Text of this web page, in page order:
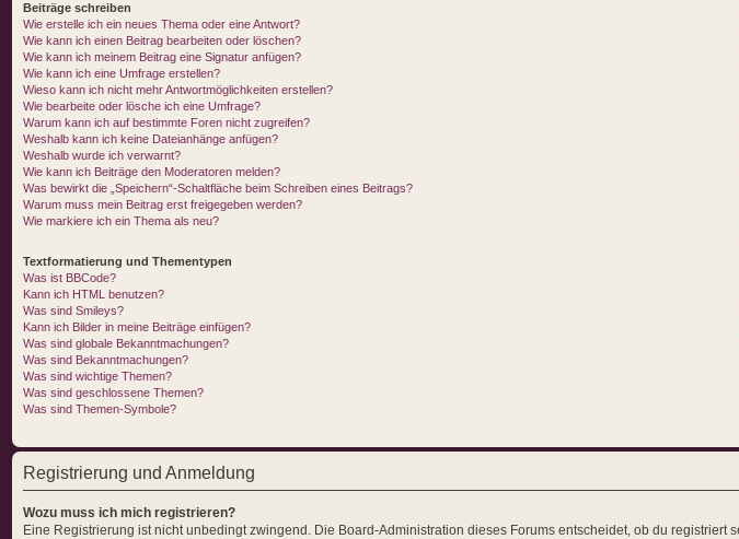
Beiträge schreiben
Wie erstelle ich ein neues Thema oder eine Antwort?
Wie kann ich einen Beitrag bearbeiten oder löschen?
Wie kann ich meinem Beitrag eine Signatur anfügen?
Wie kann ich eine Umfrage erstellen?
Wieso kann ich nicht mehr Antwortmöglichkeiten erstellen?
Wie bearbeite oder lösche ich eine Umfrage?
Warum kann ich auf bestimmte Foren nicht zugreifen?
Weshalb kann ich keine Dateianhänge anfügen?
Weshalb wurde ich verwarnt?
Wie kann ich Beiträge den Moderatoren melden?
Was bewirkt die „Speichern“-Schaltfläche beim Schreiben eines Beitrags?
Warum muss mein Beitrag erst freigegeben werden?
Wie markiere ich ein Thema als neu?
Textformatierung und Thementypen
Was ist BBCode?
Kann ich HTML benutzen?
Was sind Smileys?
Kann ich Bilder in meine Beiträge einfügen?
Was sind globale Bekanntmachungen?
Was sind Bekanntmachungen?
Was sind wichtige Themen?
Was sind geschlossene Themen?
Was sind Themen-Symbole?
Registrierung und Anmeldung
Wozu muss ich mich registrieren?
Eine Registrierung ist nicht unbedingt zwingend. Die Board-Administration dieses Forums entscheidet, ob du